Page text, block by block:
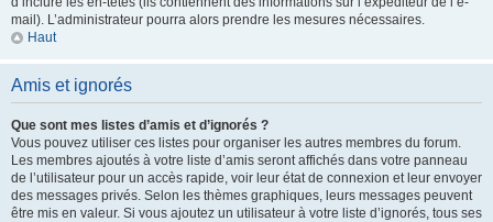
mail). L’administrateur pourra alors prendre les mesures nécessaires.
Haut
Amis et ignorés
Que sont mes listes d’amis et d’ignorés ?
Vous pouvez utiliser ces listes pour organiser les autres membres du forum.
Les membres ajoutés à votre liste d’amis seront affichés dans votre panneau
de l’utilisateur pour un accès rapide, voir leur état de connexion et leur envoyer
des messages privés. Selon les thèmes graphiques, leurs messages peuvent
être mis en valeur. Si vous ajoutez un utilisateur à votre liste d’ignorés, tous ses